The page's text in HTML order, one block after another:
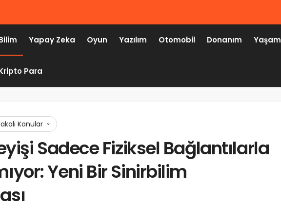
Yapay Zeka Oyun Yazılım Otomobil Donanım Yaşam
Para
Konular
Sadece Fiziksel Bağlantılarla
Yeni Bir Sinirbilim
HABER